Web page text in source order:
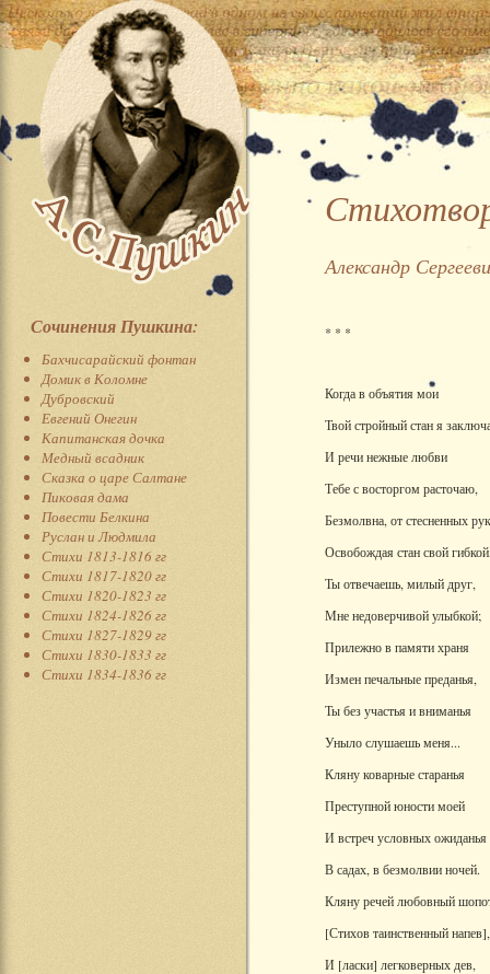
Сочинения Пушкина:
Бахчисарайский фонтан
Домик в Коломне
Дубровский
Евгений Онегин
Капитанская дочка
Медный всадник
Сказка о царе Салтане
Пиковая дама
Повести Белкина
Руслан и Людмила
Стихи 1813-1816 гг
Стихи 1817-1820 гг
Стихи 1820-1823 гг
Стихи 1824-1826 гг
Стихи 1827-1829 гг
Стихи 1830-1833 гг
Стихи 1834-1836 гг
Александр
* * *
Когда в объятия мои
Твой стройный стан я
И речи нежные любви
Тебе с восторгом расточаю,
Безмолвна, от стесненных рук
Освобождая стан свой
Ты отвечаешь, милый друг,
Мне недоверчивой улыбкой;
Прилежно в памяти храня
Измен печальные преданья,
Ты без участья и вниманья
Уныло слушаешь меня...
Кляну коварные старанья
Преступной юности моей
И встреч условных ожиданья
В садах, в безмолвии ночей.
Кляну речей любовный
[Стихов таинственный напев],
И [ласки] легковерных дев,